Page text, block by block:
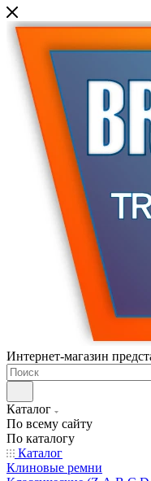
Интернет-магазин
Каталог
По всему сайту
По каталогу
Каталог
Клиновые ремни